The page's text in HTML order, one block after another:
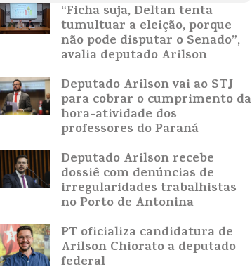
“Ficha suja, Deltan tenta
tumultuar a eleição, porque
não pode disputar o Senado”,
avalia deputado Arilson
Deputado Arilson vai ao STJ
para cobrar o cumprimento da
hora-atividade dos
professores do Paraná
Deputado Arilson recebe
dossiê com denúncias de
irregularidades trabalhistas
no Porto de Antonina
PT oficializa candidatura de
Arilson Chiorato a deputado
federal